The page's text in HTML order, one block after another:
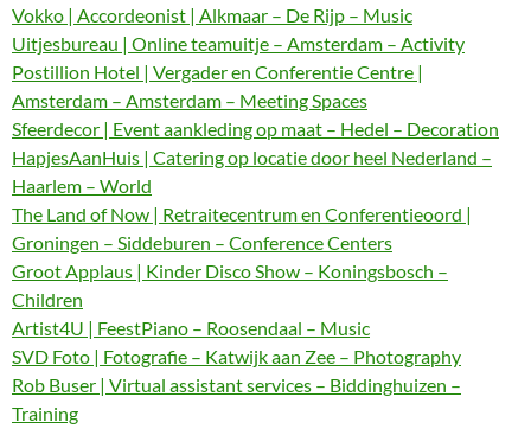
Vokko | Accordeonist | Alkmaar – De Rijp – Music
Uitjesbureau | Online teamuitje – Amsterdam – Activity
Postillion Hotel | Vergader en Conferentie Centre |
Amsterdam – Amsterdam – Meeting Spaces
Sfeerdecor | Event aankleding op maat – Hedel – Decoration
HapjesAanHuis | Catering op locatie door heel Nederland –
Haarlem – World
The Land of Now | Retraitecentrum en Conferentieoord |
Groningen – Siddeburen – Conference Centers
Groot Applaus | Kinder Disco Show – Koningsbosch –
Children
Artist4U | FeestPiano – Roosendaal – Music
SVD Foto | Fotografie – Katwijk aan Zee – Photography
Rob Buser | Virtual assistant services – Biddinghuizen –
Training